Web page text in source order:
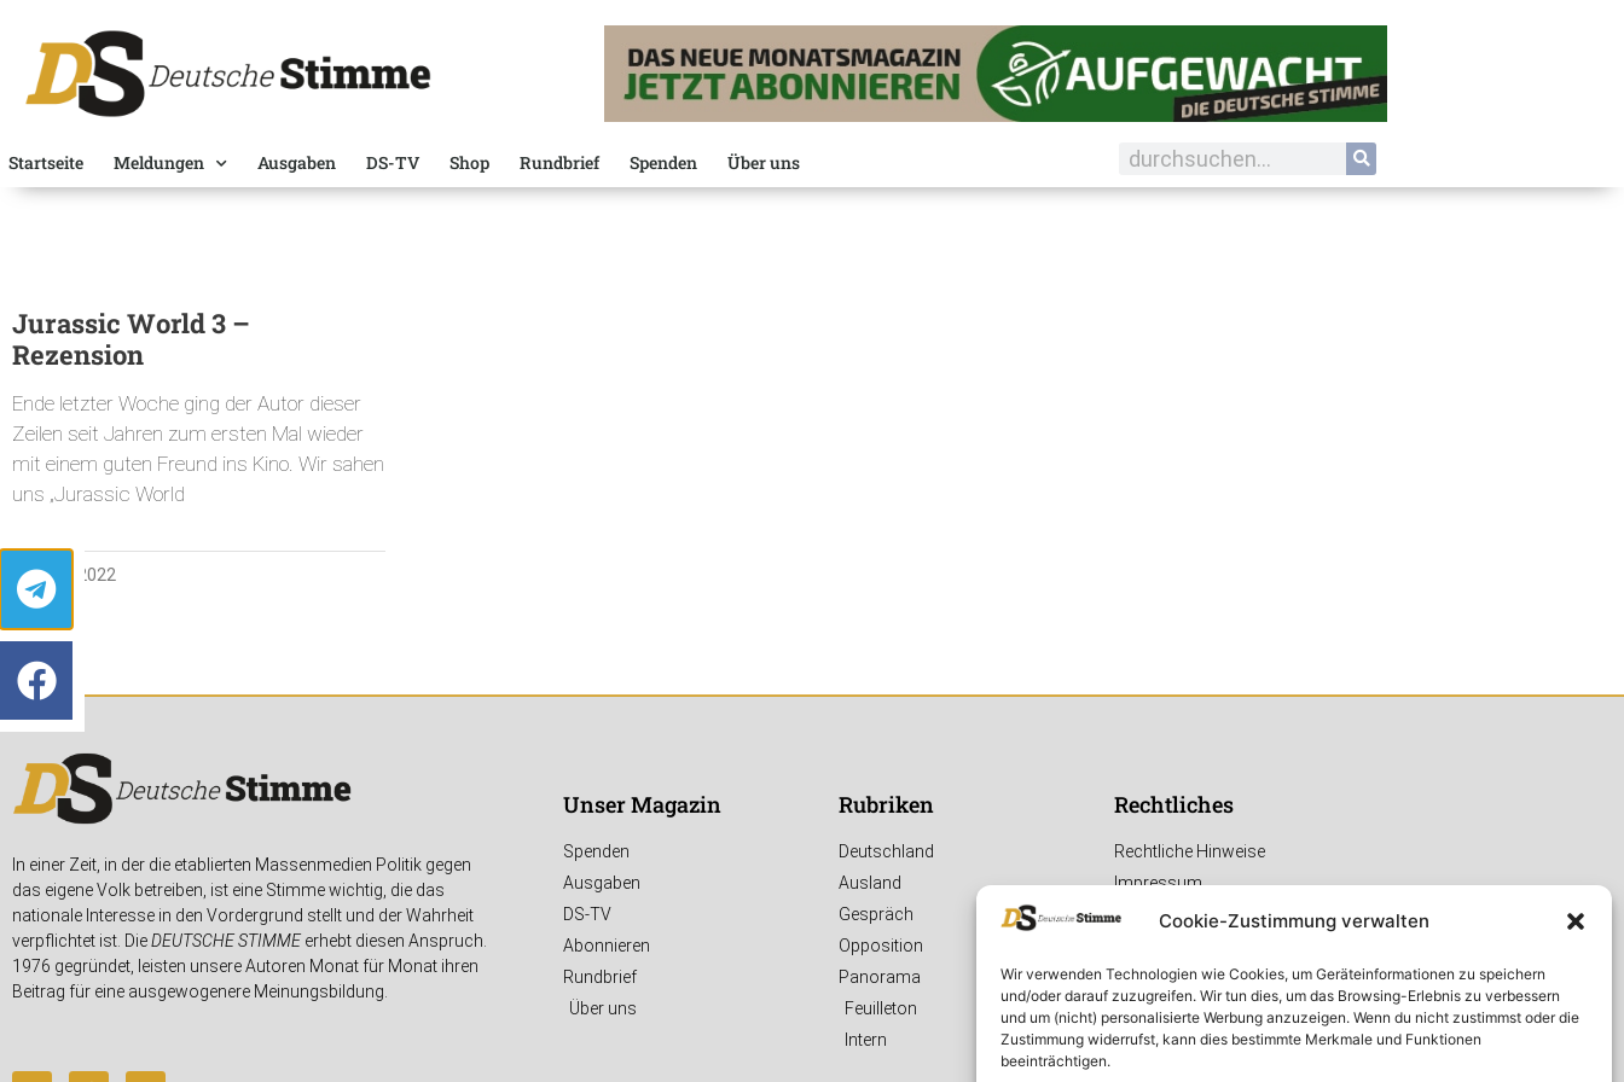
Cookie-Zustimmung verwalten
Wir verwenden Technologien wie Cookies, um Geräteinformationen zu speichern
und/oder darauf zuzugreifen. Wir tun dies, um das Browsing-Erlebnis zu verbessern
und um (nicht) personalisierte Werbung anzuzeigen. Wenn du nicht zustimmst oder die
Zustimmung widerrufst, kann dies bestimmte Merkmale und Funktionen
beeinträchtigen.
Startseite Meldungen Ausgaben DS-TV Shop Rundbrief Spenden Über uns
Jurassic World 3 –
Rezension
Ende letzter Woche ging der Autor dieser
Zeilen seit Jahren zum ersten Mal wieder
mit einem guten Freund ins Kino. Wir sahen
uns „Jurassic World
14. JUNI 2022
In einer Zeit, in der die etablierten Massenmedien Politik gegen
das eigene Volk betreiben, ist eine Stimme wichtig, die das
nationale Interesse in den Vordergrund stellt und der Wahrheit
verpflichtet ist. DieDEUTSCHE STIMMEerhebt diesen Anspruch.
1976 gegründet, leisten unsere Autoren Monat für Monat ihren
Beitrag für eine ausgewogenere Meinungsbildung.
Unser Magazin
Spenden
Ausgaben
DS-TV
Abonnieren
Rundbrief
Über uns
Rubriken
Deutschland
Ausland
Gespräch
Opposition
Panorama
Feuilleton
Intern
Rechtliches
Rechtliche Hinweise
Impressum
Datenschutzerklärung